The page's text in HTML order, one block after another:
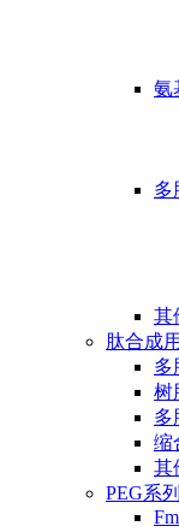
氨
多
其
肽合成
多
树
多
缩
其
PEG系